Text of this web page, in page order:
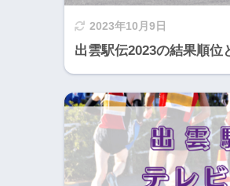
2023年10月9日
出雲駅伝2023の結果順位